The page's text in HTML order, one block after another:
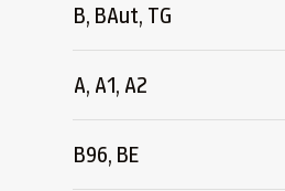
B, BAut, TG
A, A1, A2
B96, BE